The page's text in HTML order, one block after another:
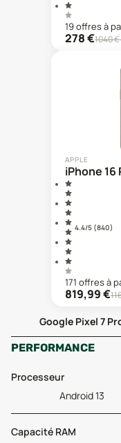
19offresà
278€1040€
APPLE
iPhone 16
4.4/5 (840)
171 offresà
819,99€
Google Pixel 7
PERFORMANCE
Processeur
Android 13
Capacité RAM